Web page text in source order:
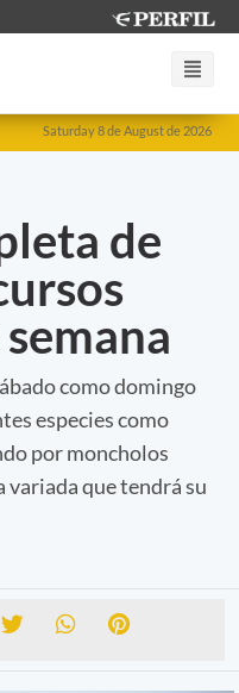
Saturday 8 de August de 2026
de
como domingo
especies como
por moncholos
variada que tendrá su